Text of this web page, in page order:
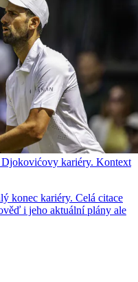
Djokovićovy kariéry. Kontext
konec kariéry. Celá citace
i jeho aktuální plány ale